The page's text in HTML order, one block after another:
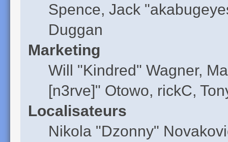
Spence, Jack
Duggan
Marketing
Will "Kindred" Wagner,
[n3rve]" Otowo, rickC,
Localisateurs
Nikola "Dzonny"